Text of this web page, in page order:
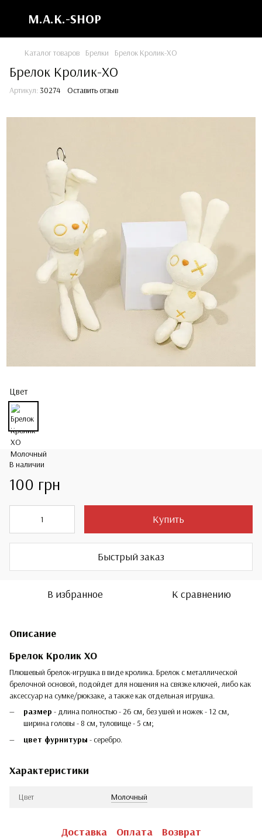
M.A.K.-SHOP
Каталог товаров Брелки Брелок Кролик-ХО
Брелок Кролик-ХО
Артикул: 30274 Оставить отзыв
Цвет
В наличии
100 грн
Купить
Быстрый заказ
В избранное К сравнению
Описание
Брелок Кролик ХО
Плюшевый брелок-игрушка в виде кролика. Брелок с металлической
брелочной основой, подойдет для ношения на связке ключей, либо как
аксессуар на сумке/рюкзаке, а также как отдельная игрушка.
размер - длина полностью - 26 см, без ушей и ножек - 12 см,
ширина головы - 8 см, туловище - 5 см;
цвет фурнитуры - серебро.
Характеристики
Цвет Молочный
Доставка Оплата Возврат